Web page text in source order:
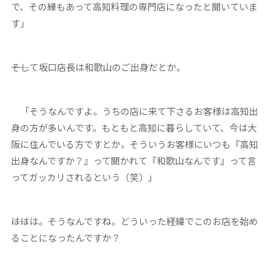
で、その縁もあって高知料理の専門店になったと聞いていま
す」
――そして坂口店長は和歌山のご出身だとか。
「そうなんですよ。うちの店に来て下さるお客様は高知出
身の方が多いんです。もともと高知に暮らしていて、今は大
阪に住んでいる方ですとか。そういうお客様にいつも『高知
出身なんですか？』って聞かれて『和歌山なんです』って言
ってガッカリされるという（笑）」
――ははは。そうなんですね。どういった経緯でこのお店を始め
ることになったんですか？